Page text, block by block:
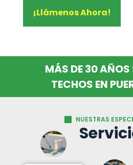
¡Llámenos Ahora!
MÁS DE 30 AÑOS
TECHOS EN
NUESTRAS